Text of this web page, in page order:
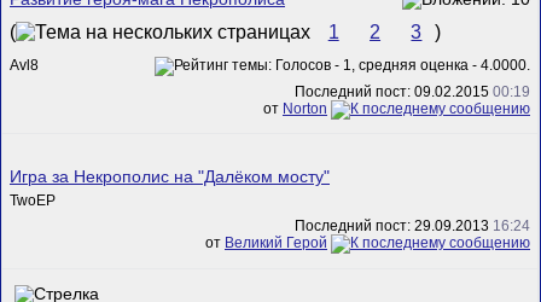
( 1 2 3 )
Avl8
Последний пост: 09.02.2015 00:19
от Norton
Игра за Некрополис на "Далёком мосту"
TwoEP
Последний пост: 29.09.2013 16:24
от Великий Герой